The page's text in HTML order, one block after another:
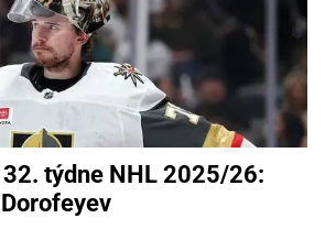
týdne NHL 2025/26: